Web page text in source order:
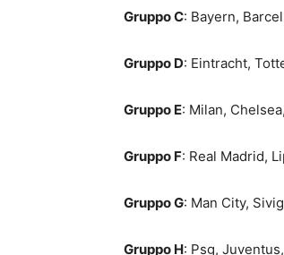
Gruppo C: Bayern,
Gruppo D: Eintracht,
Gruppo E: Milan,
Gruppo F: Real Madrid,
Gruppo G: Man City,
Gruppo H: Psg,